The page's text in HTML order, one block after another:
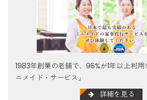
1983年創業の老舗で、96%が1年以上利用
ニメイド・サービス」
詳細を見る